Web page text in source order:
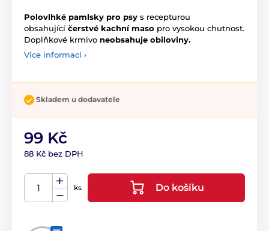
Polovlhké pamlsky pro psy s recepturou
obsahující čerstvé kachní maso pro vysokou chutnost.
Doplňkové krmivo neobsahuje obiloviny.
Více informací ›
Skladem u dodavatele
99 Kč
88 Kč bez DPH
ks Do košíku